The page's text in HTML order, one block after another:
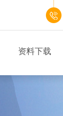
资料下载